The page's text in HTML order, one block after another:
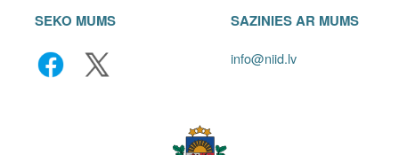
SEKO MUMS SAZINIES AR MUMS
info@niid.lv